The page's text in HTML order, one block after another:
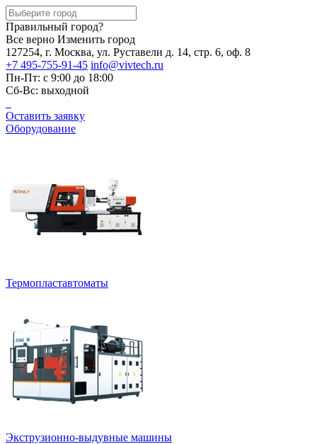
Правильный город?
Все верно Изменить город
127254, г. Москва, ул. Руставели д. 14, стр. 6, оф. 8
+7 495-755-91-45 info@vivtech.ru
Пн-Пт: с 9:00 до 18:00
Сб-Вс: выходной
Оставить заявку
Оборудование
Термопластавтоматы
Экструзионно-выдувные машины